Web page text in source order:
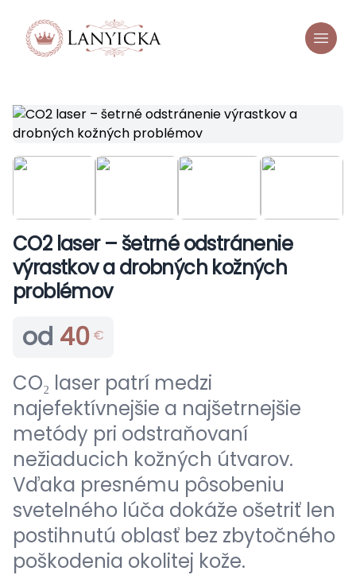
CO2 laser – šetrné odstránenie
výrastkov a drobných kožných
problémov
od 40 €
CO₂ laser patrí medzi
najefektívnejšie a najšetrnejšie
metódy pri odstraňovaní
nežiaducich kožných útvarov.
Vďaka presnému pôsobeniu
svetelného lúča dokáže ošetriť len
postihnutú oblasť bez zbytočného
poškodenia okolitej kože.